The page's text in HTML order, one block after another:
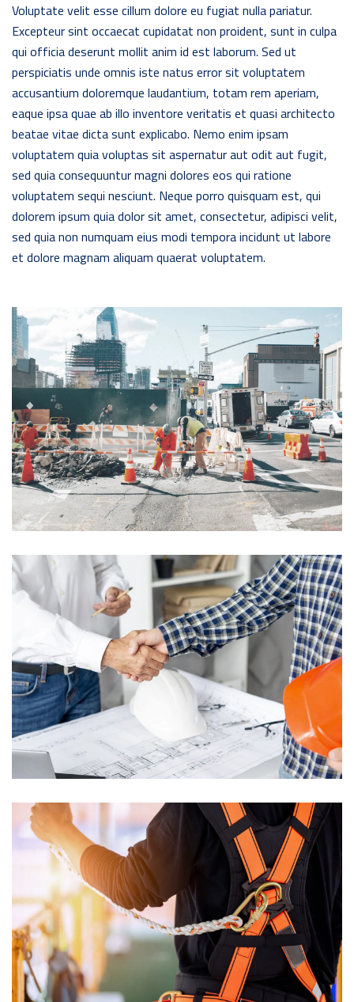
Voluptate velit esse cillum dolore eu fugiat nulla pariatur.
Excepteur sint occaecat cupidatat non proident, sunt in culpa
qui officia deserunt mollit anim id est laborum. Sed ut
perspiciatis unde omnis iste natus error sit voluptatem
accusantium doloremque laudantium, totam rem aperiam,
eaque ipsa quae ab illo inventore veritatis et quasi architecto
beatae vitae dicta sunt explicabo. Nemo enim ipsam
voluptatem quia voluptas sit aspernatur aut odit aut fugit,
sed quia consequuntur magni dolores eos qui ratione
voluptatem sequi nesciunt. Neque porro quisquam est, qui
dolorem ipsum quia dolor sit amet, consectetur, adipisci velit,
sed quia non numquam eius modi tempora incidunt ut labore
et dolore magnam aliquam quaerat voluptatem.